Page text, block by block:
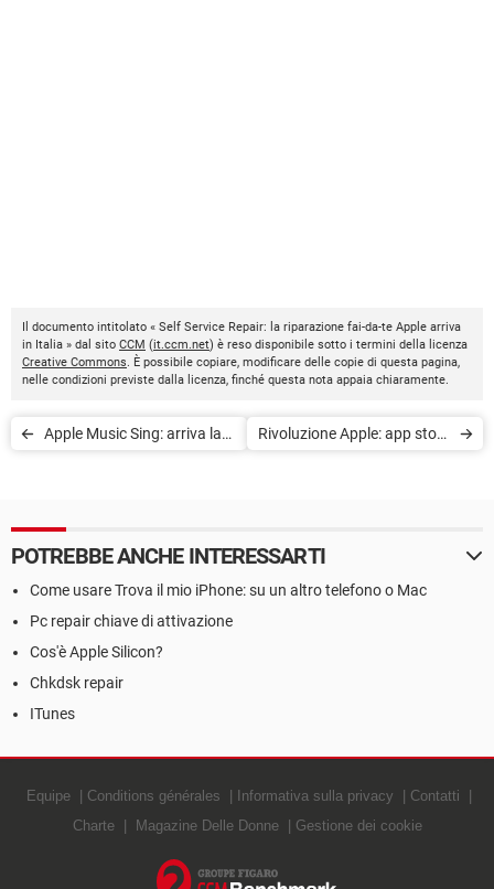
Il documento intitolato « Self Service Repair: la riparazione fai-da-te Apple arriva
in Italia » dal sito CCM (it.ccm.net) è reso disponibile sotto i termini della licenza
Creative Commons. È possibile copiare, modificare delle copie di questa pagina,
nelle condizioni previste dalla licenza, finché questa nota appaia chiaramente.
Apple Music Sing: arriva la
Rivoluzione Apple: app store
POTREBBE ANCHE INTERESSARTI
Come usare Trova il mio iPhone: su un altro telefono o Mac
Pc repair chiave di attivazione
Cos'è Apple Silicon?
Chkdsk repair
ITunes
Equipe Conditions générales Informativa sulla privacy
Contatti
Charte
Magazine Delle Donne Gestione dei cookie